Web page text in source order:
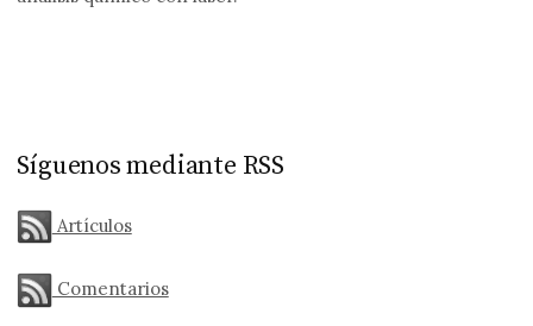
Síguenos mediante RSS
Artículos
Comentarios